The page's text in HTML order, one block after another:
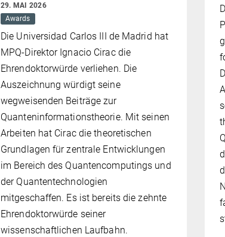
29. MAI 2026
Awards
Die Universidad Carlos III de Madrid hat
MPQ-Direktor Ignacio Cirac die
Ehrendoktorwürde verliehen. Die
Auszeichnung würdigt seine
wegweisenden Beiträge zur
Quanteninformationstheorie. Mit seinen
Arbeiten hat Cirac die theoretischen
Grundlagen für zentrale Entwicklungen
im Bereich des Quantencomputings und
der Quantentechnologien
mitgeschaffen. Es ist bereits die zehnte
Ehrendoktorwürde seiner
wissenschaftlichen Laufbahn.